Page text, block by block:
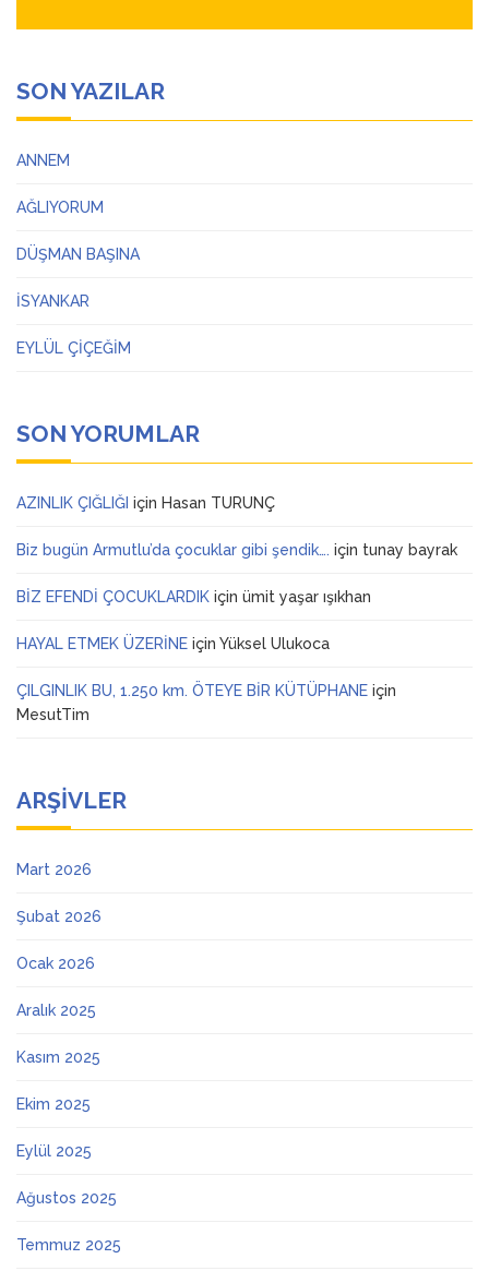
SON YAZILAR
ANNEM
AĞLIYORUM
DÜŞMAN BAŞINA
İSYANKAR
EYLÜL ÇİÇEĞİM
SON YORUMLAR
AZINLIK ÇIĞLIĞI için Hasan TURUNÇ
Biz bugün Armutlu’da çocuklar gibi şendik…. için tunay bayrak
BİZ EFENDİ ÇOCUKLARDIK için ümit yaşar ışıkhan
HAYAL ETMEK ÜZERİNE için Yüksel Ulukoca
ÇILGINLIK BU, 1.250 km. ÖTEYE BİR KÜTÜPHANE için
MesutTim
ARŞIVLER
Mart 2026
Şubat 2026
Ocak 2026
Aralık 2025
Kasım 2025
Ekim 2025
Eylül 2025
Ağustos 2025
Temmuz 2025